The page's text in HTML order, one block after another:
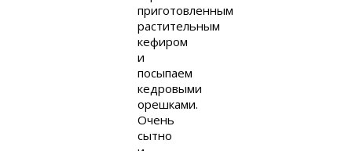
приготовленным
растительным
кефиром
и
посыпаем
кедровыми
орешками.
Очень
сытно